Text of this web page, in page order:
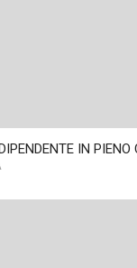
IN PIENO